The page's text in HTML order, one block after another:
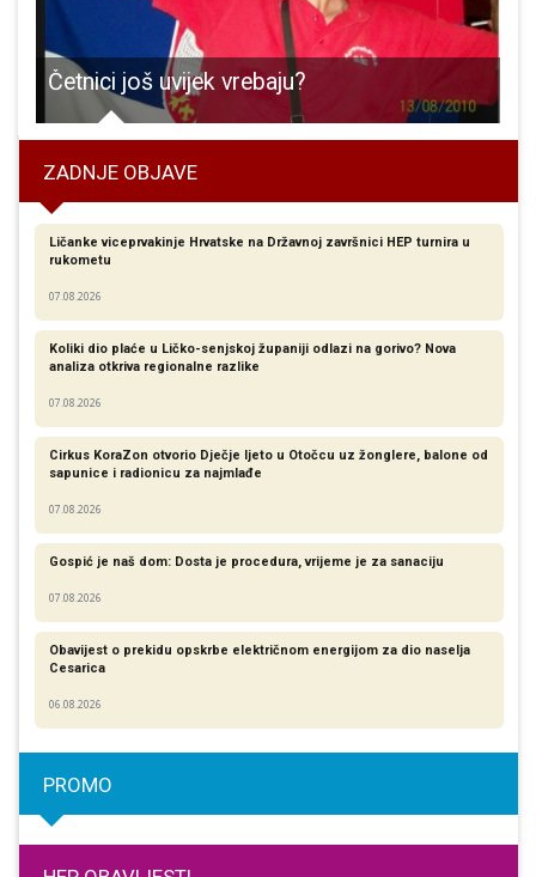
Četnici još uvijek vrebaju?
ZADNJE OBJAVE
Ličanke viceprvakinje Hrvatske na Državnoj završnici HEP turnira u
rukometu
07.08.2026
Koliki dio plaće u Ličko-senjskoj županiji odlazi na gorivo? Nova
analiza otkriva regionalne razlike​
07.08.2026
Cirkus KoraZon otvorio Dječje ljeto u Otočcu uz žonglere, balone od
sapunice i radionicu za najmlađe
07.08.2026
Gospić je naš dom: Dosta je procedura, vrijeme je za sanaciju
07.08.2026
Obavijest o prekidu opskrbe električnom energijom za dio naselja
Cesarica
06.08.2026
PROMO